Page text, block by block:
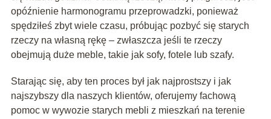
opóźnienie harmonogramu przeprowadzki, ponieważ
spędziłeś zbyt wiele czasu, próbując pozbyć się starych
rzeczy na własną rękę – zwłaszcza jeśli te rzeczy
obejmują duże meble, takie jak sofy, fotele lub szafy.
Starając się, aby ten proces był jak najprostszy i jak
najszybszy dla naszych klientów, oferujemy fachową
pomoc w wywozie starych mebli z mieszkań na terenie